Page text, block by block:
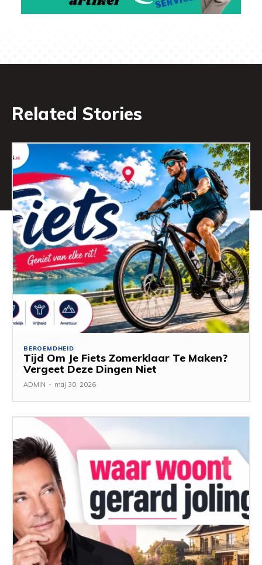
Related Stories
BEROEMDHEID
Tijd Om Je Fiets Zomerklaar Te Maken?
Vergeet Deze Dingen Niet
ADMIN - maj 30, 2026